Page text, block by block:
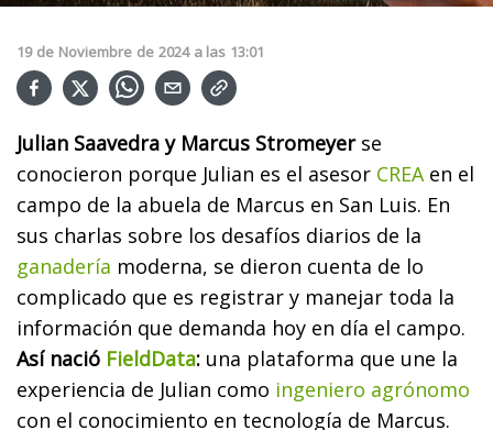
19 de Noviembre de 2024 a las 13:01
Julian Saavedra y Marcus Stromeyerse
conocieron porque Julian es el asesor CREAen el
campo de la abuela de Marcus en San Luis. En
sus charlas sobre los desafíos diarios de la
ganadería moderna, se dieron cuenta de lo
complicado que es registrar y manejar toda la
información que demanda hoy en día el campo.
Así nació FieldData: una plataforma que une la
experiencia de Julian como ingeniero agrónomo
con el conocimiento en tecnología de Marcus.